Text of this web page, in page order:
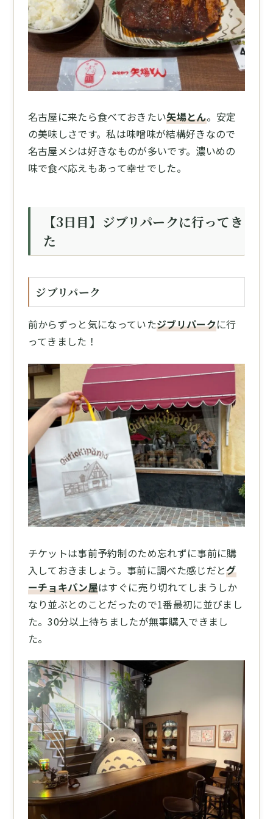
名古屋に来たら食べておきたい矢場とん。安定
の美味しさです。私は味噌味が結構好きなので
名古屋メシは好きなものが多いです。濃いめの
味で食べ応えもあって幸せでした。
【3日目】ジブリパークに行ってき
た
ジブリパーク
前からずっと気になっていたジブリパークに行
ってきました！
チケットは事前予約制のため忘れずに事前に購
入しておきましょう。事前に調べた感じだとグ
ーチョキパン屋はすぐに売り切れてしまうしか
なり並ぶとのことだったので1番最初に並びまし
た。30分以上待ちましたが無事購入できまし
た。